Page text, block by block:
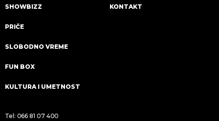
SHOWBIZZ
PRIČE
SLOBODNO VREME
FUN BOX
KULTURA I UMETNOST
KONTAKT
Tel: 066 81 07 400